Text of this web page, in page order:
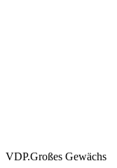
VDP.Großes Gewächs